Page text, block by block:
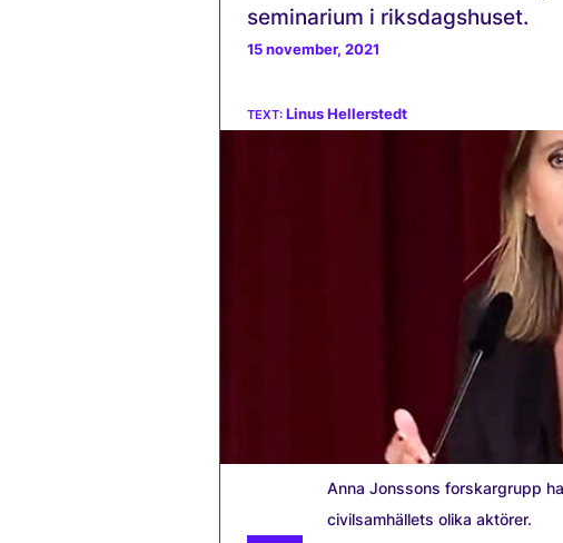
seminarium i riksdagshuset.
15 november, 2021
Linus Hellerstedt
Anna Jonssons forskargrupp
civilsamhällets olika aktörer.